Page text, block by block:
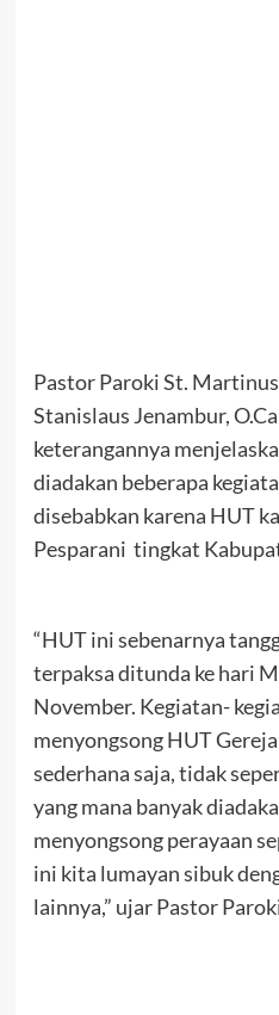
Pastor Paroki St.
Stanislaus Jenambur,
keterangannya
diadakan beberapa
disebabkan karena HUT
Pesparani tingkat
“HUT ini sebenarnya
terpaksa ditunda ke hari
November. Kegiatan-
menyongsong HUT
sederhana saja, tidak
yang mana banyak
menyongsong perayaan
ini kita lumayan sibuk
lainnya,” ujar Pastor